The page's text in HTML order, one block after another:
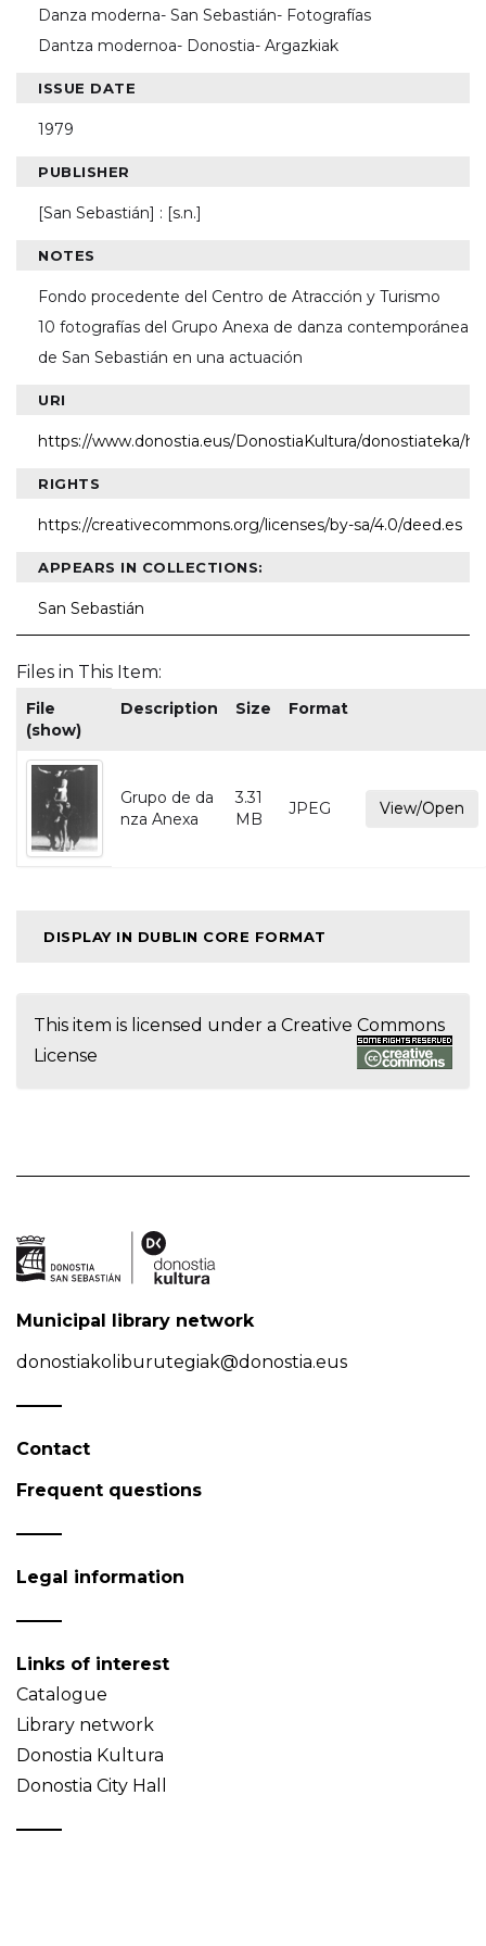
Danza moderna- San Sebastián- Fotografías
Dantza modernoa- Donostia- Argazkiak
ISSUE DATE
1979
PUBLISHER
[San Sebastián] : [s.n.]
NOTES
Fondo procedente del Centro de Atracción y Turismo
10 fotografías del Grupo Anexa de danza contemporánea
de San Sebastián en una actuación
URI
https://www.donostia.eus/DonostiaKultura/donostiateka/
RIGHTS
https://creativecommons.org/licenses/by-sa/4.0/deed.es
APPEARS IN COLLECTIONS:
San Sebastián
Files in This Item:
File
(show)
Description Size Format
Grupo de da
nza Anexa
3.31
MB
JPEG View/Open
DISPLAY IN DUBLIN CORE FORMAT
This item is licensed under a Creative Commons
License
Municipal library network
donostiakoliburutegiak@donostia.eus
Contact
Frequent questions
Legal information
Links of interest
Catalogue
Library network
Donostia Kultura
Donostia City Hall